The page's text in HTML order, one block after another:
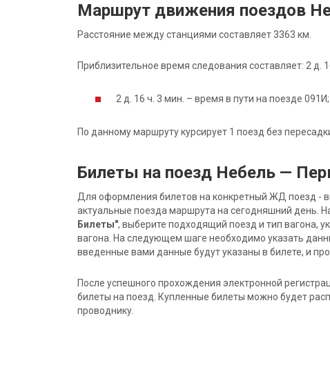
Маршрут движения поездов
Расстояние между станциями составляет 3363 км.
Приблизительное время следования составляет: 2 д.
2 д. 16 ч. 3 мин. – время в пути на поезде 091И;
По данному маршруту курсирует 1 поезд без
Билеты на поезд Небель —
Для оформления билетов на конкретный ЖД поезд -
актуальные поезда маршрута на сегодняшний день.
Билеты", выберите подходящий поезд и тип вагона,
вагона. На следующем шаге необходимо указать
введенные вами данные будут указаны в билете, и
После успешного прохождения электронной
билеты на поезд. Купленные билеты можно будет
проводнику.